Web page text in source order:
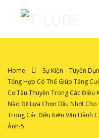
Home Sự Kiện – Tuyển
Tổng Hợp Có Thể Giúp Tăng
Cơ Tàu Thuyền Trong Các Điều
Nào Để Lựa Chọn Dầu Nhớt
Trong Các Điều Kiện Vận Hành
Ảnh-5